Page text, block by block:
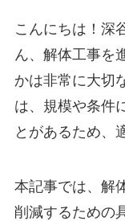
こんにちは！深
ん、解体工事を
かは非常に大切
は、規模や条件
とがあるため、
本記事では、解
削減するための